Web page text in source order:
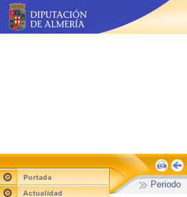
Periodo